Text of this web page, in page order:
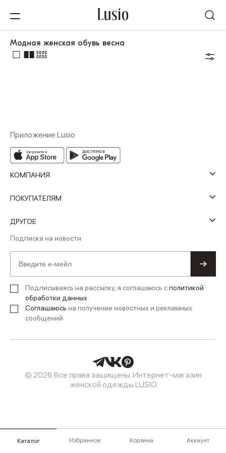
Каталог Избранное Корзина Аккаунт
Модная женская обувь весна
Приложение Lusio
КОМПАНИЯ
ПОКУПАТЕЛЯМ
ДРУГОЕ
Подписка на новости
Подписываясь на рассылку, я соглашаюсь сполитикой
обработки данных
Соглашаюсь на получение новостных и рекламных
сообщений
© 2026 Все права защищены. Интернет-магазин
женской одежды LUSIO